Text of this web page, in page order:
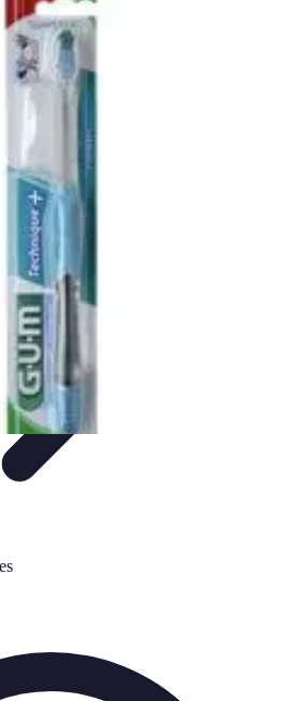
de Speedcubing
et Astuces